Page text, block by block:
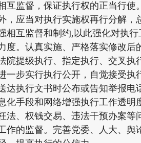
互监督，保证执行权的正当行
，应当对执行实施权再行分解
相互监督和制约,以此强化对执
度。认真实施、严格落实修改
院提级执行、指定执行、交叉
一步实行执行公开，自觉接受
达执行文书时公布或告知举报
化手段和网络增强执行工作透
法、权钱交易、违法干预办案等
作的监督。完善党委、人大、